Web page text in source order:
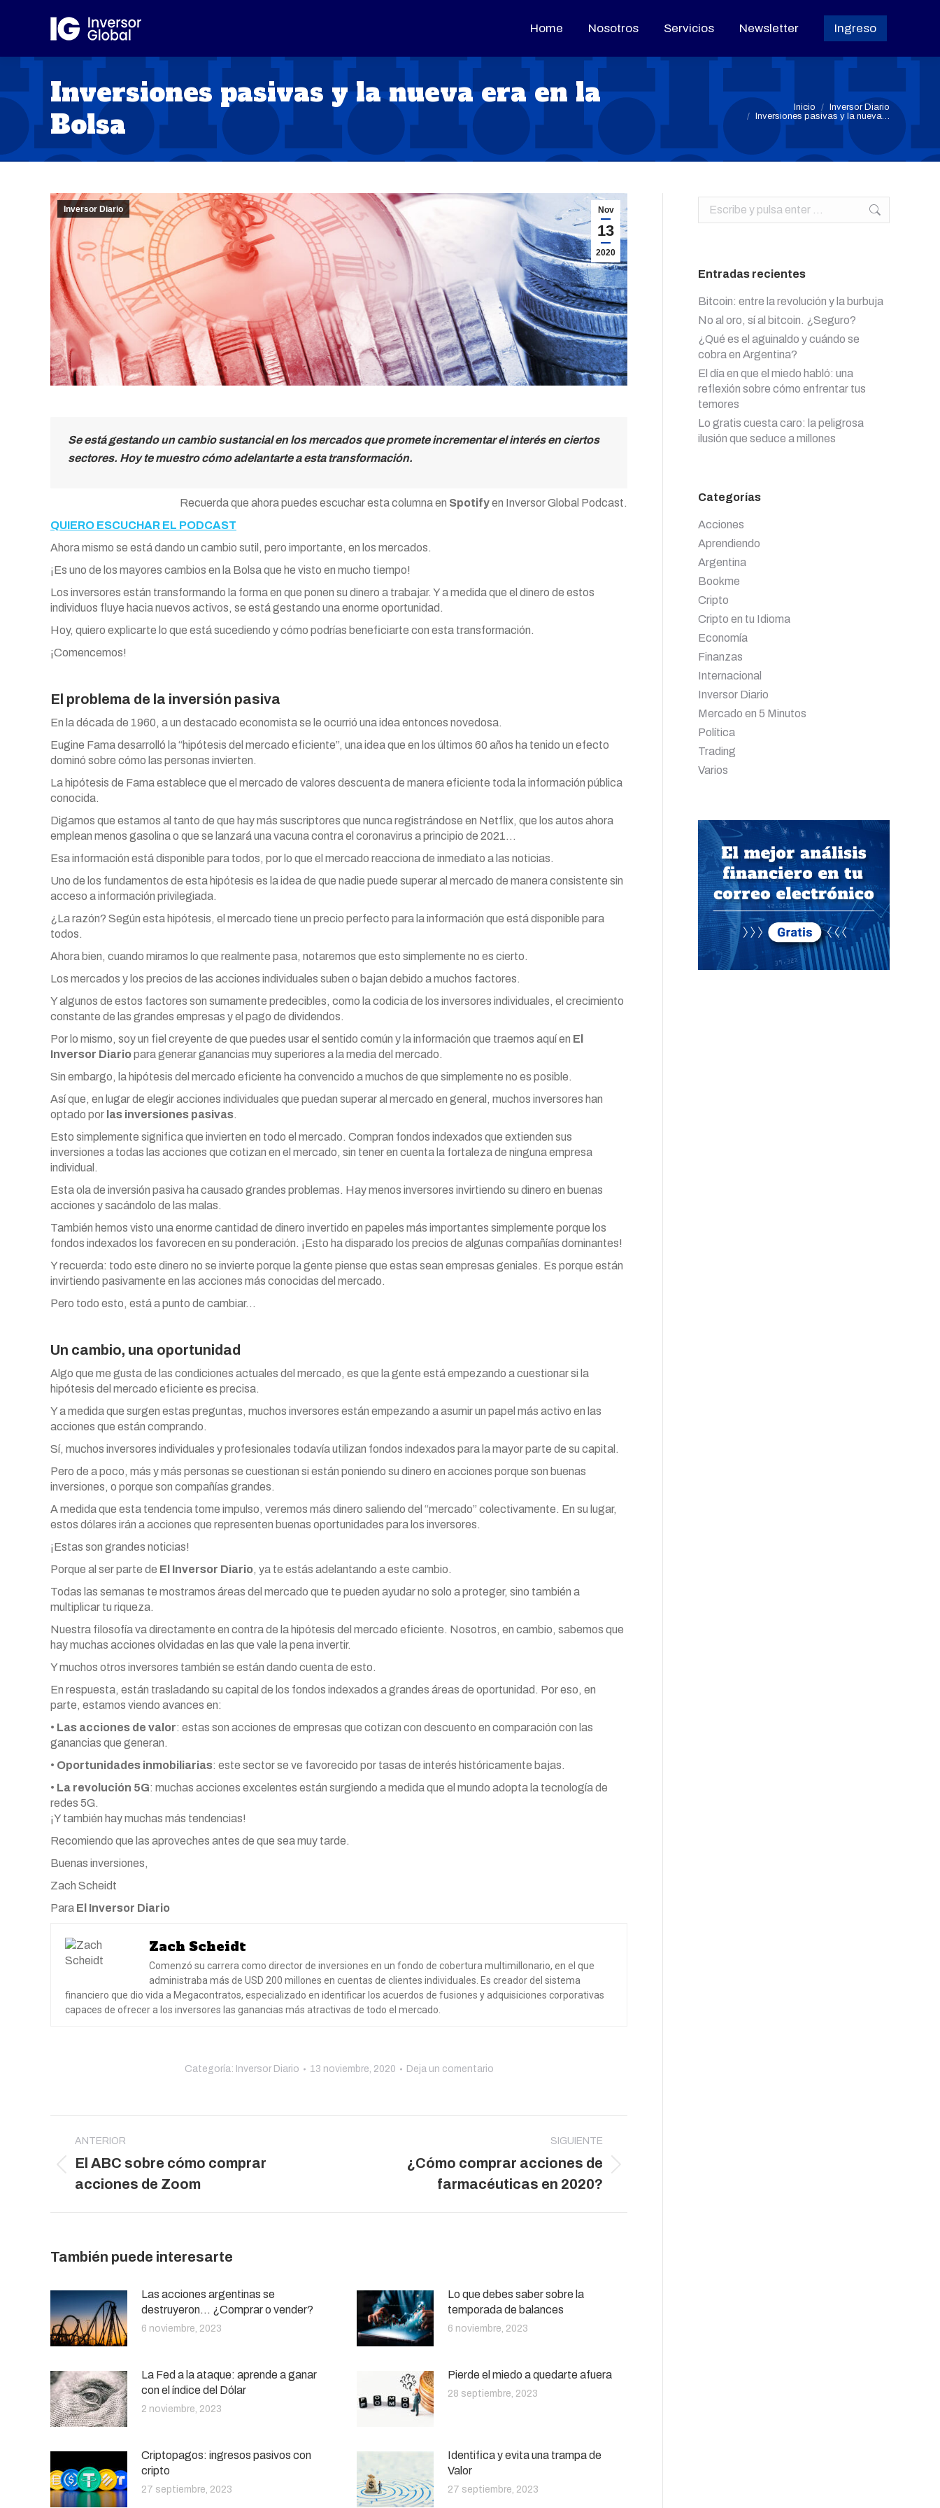
Home Nosotros Servicios Newsletter Ingreso
Inversiones pasivas y la nueva era en la
Bolsa
Inicio
Inversor Diario
Inversiones pasivas y la nueva…
Nov
13
2020
Inversor Diario
Se está gestando un cambio sustancial en los mercados que promete incrementar el interés en ciertos
sectores. Hoy te muestro cómo adelantarte a esta transformación.
Recuerda que ahora puedes escuchar esta columna en Spotifyen Inversor Global Podcast.
QUIERO ESCUCHAR EL PODCAST
Ahora mismo se está dando un cambio sutil, pero importante, en los mercados.
¡Es uno de los mayores cambios en la Bolsa que he visto en mucho tiempo!
Los inversores están transformando la forma en que ponen su dinero a trabajar. Y a medida que el dinero de estos
individuos fluye hacia nuevos activos, se está gestando una enorme oportunidad.
Hoy, quiero explicarte lo que está sucediendo y cómo podrías beneficiarte con esta transformación.
¡Comencemos!
El problema de la inversión pasiva
En la década de 1960, a un destacado economista se le ocurrió una idea entonces novedosa.
Eugine Fama desarrolló la “hipótesis del mercado eficiente”, una idea que en los últimos 60 años ha tenido un efecto
dominó sobre cómo las personas invierten.
La hipótesis de Fama establece que el mercado de valores descuenta de manera eficiente toda la información pública
conocida.
Digamos que estamos al tanto de que hay más suscriptores que nunca registrándose en Netflix, que los autos ahora
emplean menos gasolina o que se lanzará una vacuna contra el coronavirus a principio de 2021…
Esa información está disponible para todos, por lo que el mercado reacciona de inmediato a las noticias.
Uno de los fundamentos de esta hipótesis es la idea de que nadie puede superar al mercado de manera consistente sin
acceso a información privilegiada.
¿La razón? Según esta hipótesis, el mercado tiene un precio perfecto para la información que está disponible para
todos.
Ahora bien, cuando miramos lo que realmente pasa, notaremos que esto simplemente no es cierto.
Los mercados y los precios de las acciones individuales suben o bajan debido a muchos factores.
Y algunos de estos factores son sumamente predecibles, como la codicia de los inversores individuales, el crecimiento
constante de las grandes empresas y el pago de dividendos.
Por lo mismo, soy un fiel creyente de que puedes usar el sentido común y la información que traemos aquí en El
Inversor Diariopara generar ganancias muy superiores a la media del mercado.
Sin embargo, la hipótesis del mercado eficiente ha convencido a muchos de que simplemente no es posible.
Así que, en lugar de elegir acciones individuales que puedan superar al mercado en general, muchos inversores han
optado por las inversiones pasivas.
Esto simplemente significa que invierten en todo el mercado. Compran fondos indexados que extienden sus
inversiones a todas las acciones que cotizan en el mercado, sin tener en cuenta la fortaleza de ninguna empresa
individual.
Esta ola de inversión pasiva ha causado grandes problemas. Hay menos inversores invirtiendo su dinero en buenas
acciones y sacándolo de las malas.
También hemos visto una enorme cantidad de dinero invertido en papeles más importantes simplemente porque los
fondos indexados los favorecen en su ponderación. ¡Esto ha disparado los precios de algunas compañías dominantes!
Y recuerda: todo este dinero no se invierte porque la gente piense que estas sean empresas geniales. Es porque están
invirtiendo pasivamente en las acciones más conocidas del mercado.
Pero todo esto, está a punto de cambiar…
Un cambio, una oportunidad
Algo que me gusta de las condiciones actuales del mercado, es que la gente está empezando a cuestionar si la
hipótesis del mercado eficiente es precisa.
Y a medida que surgen estas preguntas, muchos inversores están empezando a asumir un papel más activo en las
acciones que están comprando.
Sí, muchos inversores individuales y profesionales todavía utilizan fondos indexados para la mayor parte de su capital.
Pero de a poco, más y más personas se cuestionan si están poniendo su dinero en acciones porque son buenas
inversiones, o porque son compañías grandes.
A medida que esta tendencia tome impulso, veremos más dinero saliendo del “mercado” colectivamente. En su lugar,
estos dólares irán a acciones que representen buenas oportunidades para los inversores.
¡Estas son grandes noticias!
Porque al ser parte de El Inversor Diario, ya te estás adelantando a este cambio.
Todas las semanas te mostramos áreas del mercado que te pueden ayudar no solo a proteger, sino también a
multiplicar tu riqueza.
Nuestra filosofía va directamente en contra de la hipótesis del mercado eficiente. Nosotros, en cambio, sabemos que
hay muchas acciones olvidadas en las que vale la pena invertir.
Y muchos otros inversores también se están dando cuenta de esto.
En respuesta, están trasladando su capital de los fondos indexados a grandes áreas de oportunidad. Por eso, en
parte, estamos viendo avances en:
• Las acciones de valor: estas son acciones de empresas que cotizan con descuento en comparación con las
ganancias que generan.
• Oportunidades inmobiliarias: este sector se ve favorecido por tasas de interés históricamente bajas.
• La revolución 5G: muchas acciones excelentes están surgiendo a medida que el mundo adopta la tecnología de
redes 5G.
¡Y también hay muchas más tendencias!
Recomiendo que las aproveches antes de que sea muy tarde.
Buenas inversiones,
Zach Scheidt
Para El Inversor Diario
Zach Scheidt
Comenzó su carrera como director de inversiones en un fondo de cobertura multimillonario, en el que
administraba más de USD 200 millones en cuentas de clientes individuales. Es creador del sistema
financiero que dio vida a Megacontratos, especializado en identificar los acuerdos de fusiones y adquisiciones corporativas
capaces de ofrecer a los inversores las ganancias más atractivas de todo el mercado.
Categoría: Inversor Diario 13 noviembre, 2020 Deja un comentario
entre
publicaciones
ANTERIOR
Publicación
anterior:
El ABC sobre cómo comprar
acciones de Zoom
SIGUIENTE
Publicación¿Cómo comprar acciones de
farmacéuticas en 2020?
También puede interesarte
Las acciones argentinas se
destruyeron… ¿Comprar o vender?
6 noviembre, 2023
Lo que debes saber sobre la
temporada de balances
6 noviembre, 2023
La Fed a la ataque: aprende a ganar
con el índice del Dólar
2 noviembre, 2023
Pierde el miedo a quedarte afuera
28 septiembre, 2023
Criptopagos: ingresos pasivos con
cripto
27 septiembre, 2023
Identifica y evita una trampa de
Valor
27 septiembre, 2023
Buscar:
Entradas recientes
Bitcoin: entre la revolución y la burbuja
No al oro, sí al bitcoin. ¿Seguro?
¿Qué es el aguinaldo y cuándo se
cobra en Argentina?
El día en que el miedo habló: una
reflexión sobre cómo enfrentar tus
temores
Lo gratis cuesta caro: la peligrosa
ilusión que seduce a millones
Categorías
Acciones
Aprendiendo
Argentina
Bookme
Cripto
Cripto en tu Idioma
Economía
Finanzas
Internacional
Inversor Diario
Mercado en 5 Minutos
Política
Trading
Varios
Home Nosotros Servicios Newsletter Ingreso